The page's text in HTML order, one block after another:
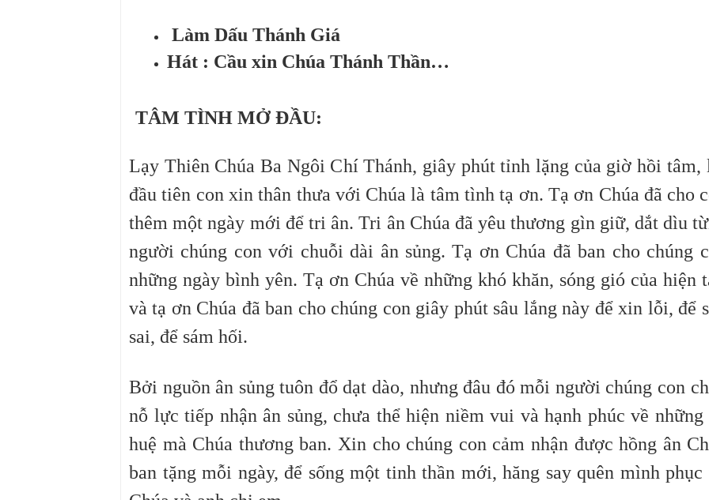
Làm Dấu Thánh Giá
Hát : Cầu xin Chúa Thánh Thần…
TÂM TÌNH MỞ ĐẦU:
Lạy Thiên Chúa Ba Ngôi Chí Thánh, giây phút tỉnh lặng của giờ hồi tâm,
đầu tiên con xin thân thưa với Chúa là tâm tình tạ ơn. Tạ ơn Chúa đã cho
thêm một ngày mới để tri ân. Tri ân Chúa đã yêu thương gìn giữ, dắt dìu
người chúng con với chuỗi dài ân sủng. Tạ ơn Chúa đã ban cho chúng
những ngày bình yên. Tạ ơn Chúa về những khó khăn, sóng gió của hiện
và tạ ơn Chúa đã ban cho chúng con giây phút sâu lắng này để xin lỗi, để
sai, để sám hối.
Bởi nguồn ân sủng tuôn đổ dạt dào, nhưng đâu đó mỗi người chúng con
nỗ lực tiếp nhận ân sủng, chưa thể hiện niềm vui và hạnh phúc về những
huệ mà Chúa thương ban. Xin cho chúng con cảm nhận được hồng ân
ban tặng mỗi ngày, để sống một tinh thần mới, hăng say quên mình phục